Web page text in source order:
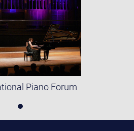
Piano Forum